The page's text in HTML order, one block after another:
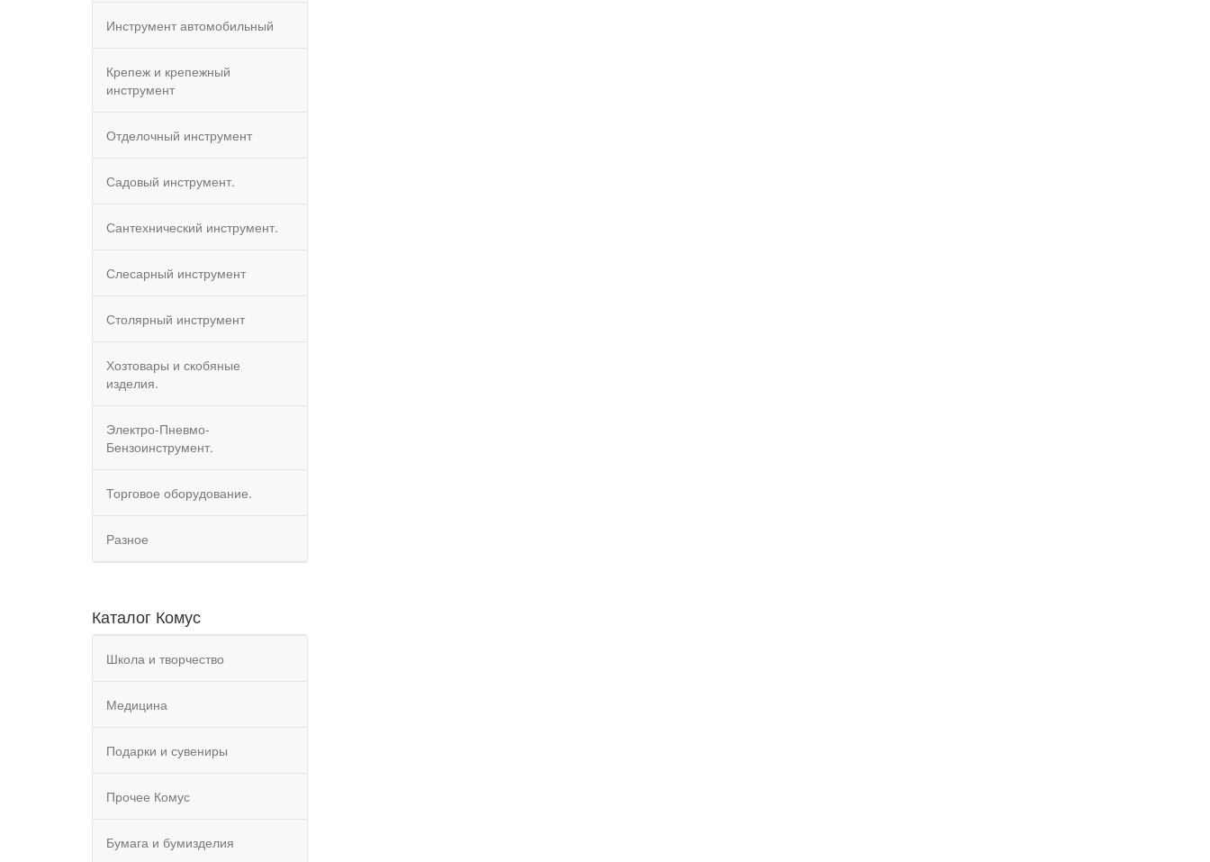
Инструмент автомобильный
Крепеж и крепежный
инструмент
Отделочный инструмент
Садовый инструмент.
Сантехнический инструмент.
Слесарный инструмент
Столярный инструмент
Хозтовары и скобяные
изделия.
Электро-Пневмо-
Бензоинструмент.
Торговое оборудование.
Разное
Каталог Комус
Школа и творчество
Медицина
Подарки и сувениры
Прочее Комус
Бумага и бумизделия